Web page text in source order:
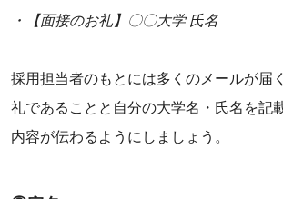
・【面接のお礼】〇〇大学 氏名
採用担当者のもとには多くのメールが届
礼であることと自分の大学名・氏名を記
内容が伝わるようにしましょう。